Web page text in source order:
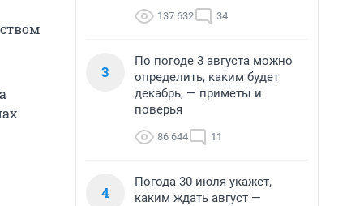
137 632 34
3
По погоде 3 августа можно
определить, каким будет
декабрь, — приметы и
поверья
86 644 11
4
Погода 30 июля укажет,
каким ждать август —